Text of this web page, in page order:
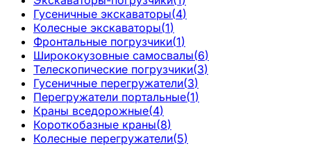
Гусеничные экскаваторы(4)
Колесные экскаваторы(1)
Фронтальные погрузчики(1)
Ширококузовные самосвалы(6)
Телескопические погрузчики(3)
Гусеничные перегружатели(3)
Перегружатели портальные(1)
Краны вседорожные(4)
Короткобазные краны(8)
Колесные перегружатели(5)